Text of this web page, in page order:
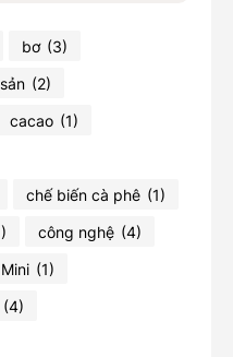
bơ (3)
(2)
cacao (1)
chế biến cà phê (1)
công nghệ (4)
(1)
(4)